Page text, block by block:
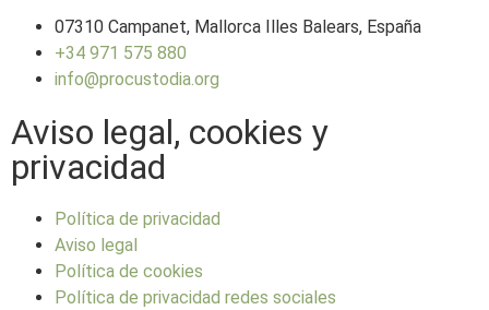
07310 Campanet, Mallorca Illes Balears, España
+34 971 575 880
info@procustodia.org
Aviso legal, cookies y
privacidad
Política de privacidad
Aviso legal
Política de cookies
Política de privacidad redes sociales